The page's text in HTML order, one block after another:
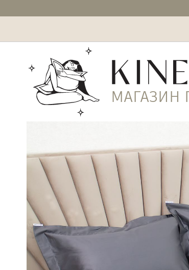
МАГАЗИН
На главную
Отзывы
Акции
Рекомендации по уходу
Оплата и доставка
Возврат
Политика
Контакты